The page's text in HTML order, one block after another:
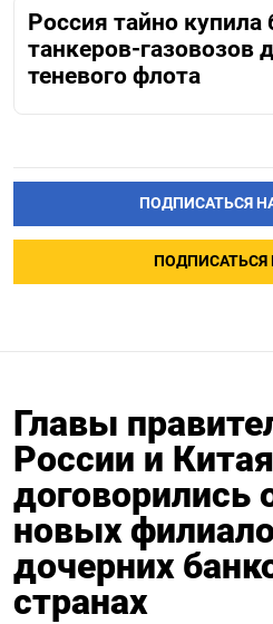
Россия тайно купила
танкеров-газовозов
теневого флота
ПОДПИСАТЬСЯ
ПОДПИСАТЬСЯ
Главы
России и Китая
договорились
новых
дочерних
странах